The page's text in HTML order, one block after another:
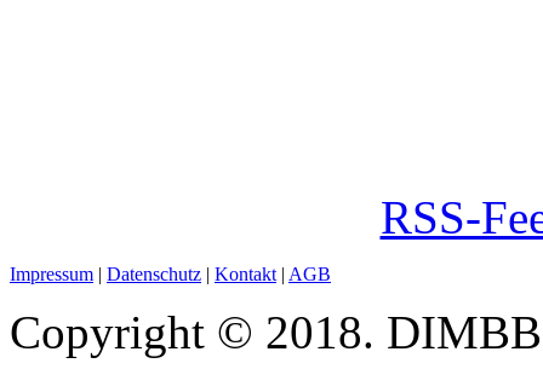
RSS-
Impressum | Datenschutz | Kontakt | AGB
Copyright © 2018.